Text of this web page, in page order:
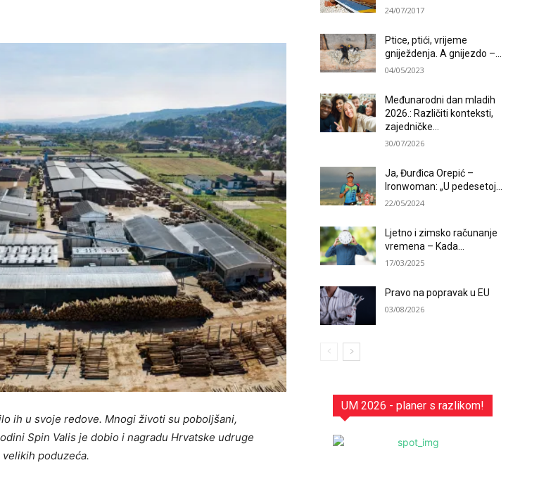
ih u svoje redove. Mnogi životi su poboljšani,
Spin Valis je dobio i nagradu Hrvatske udruge
poduzeća.
24/07/2017
Ptice, ptići, vrijeme
gniježdenja. A gnijezdo –...
04/05/2023
Međunarodni dan mladih
2026.: Različiti konteksti,
zajedničke...
30/07/2026
Ja, Đurđica Orepić –
Ironwoman: „U pedesetoj...
22/05/2024
Ljetno i zimsko računanje
vremena – Kada...
17/03/2025
Pravo na popravak u EU
03/08/2026
UM 2026 - planer s razlikom!